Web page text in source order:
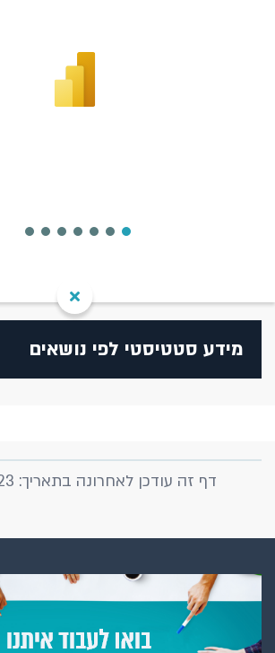
מידע סטטיסטי לפי נושאים
המוסדות הפיננסיים האחרים
חברות כרטיסי אשראי
דף זה עודכן לאחרונה בתאריך: 19/09/2023